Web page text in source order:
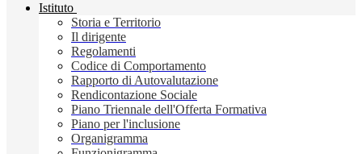
Istituto
Storia e Territorio
Il dirigente
Regolamenti
Codice di Comportamento
Rapporto di Autovalutazione
Rendicontazione Sociale
Piano Triennale dell'Offerta Formativa
Piano per l'inclusione
Organigramma